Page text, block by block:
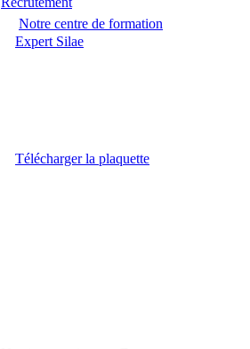
Notre centre de formation
Expert Silae
Télécharger la plaquette